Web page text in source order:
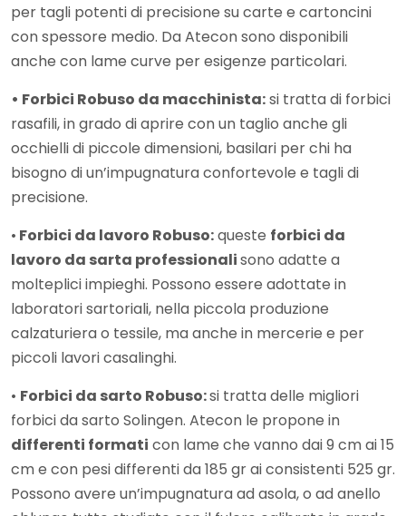
per tagli potenti di precisione su carte e cartoncini
con spessore medio. Da Atecon sono disponibili
anche con lame curve per esigenze particolari.
• Forbici Robuso da macchinista:si tratta di forbici
rasafili, in grado di aprire con un taglio anche gli
occhielli di piccole dimensioni, basilari per chi ha
bisogno di un’impugnatura confortevole e tagli di
precisione.
• Forbici da lavoro Robuso:queste forbici da
lavoro da sarta professionalisono adatte a
molteplici impieghi. Possono essere adottate in
laboratori sartoriali, nella piccola produzione
calzaturiera o tessile, ma anche in mercerie e per
piccoli lavori casalinghi.
• Forbici da sarto Robuso:si tratta delle migliori
forbici da sarto Solingen. Atecon le propone in
differenti formati con lame che vanno dai 9 cm ai 15
cm e con pesi differenti da 185 gr ai consistenti 525 gr.
Possono avere un’impugnatura ad asola, o ad anello